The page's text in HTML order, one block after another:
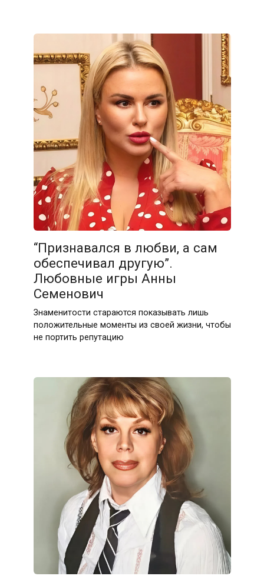
“Признавался в любви, а сам
обеспечивал другую”.
Любовные игры Анны
Семенович
Знаменитости стараются показывать лишь
положительные моменты из своей жизни, чтобы
не портить репутацию